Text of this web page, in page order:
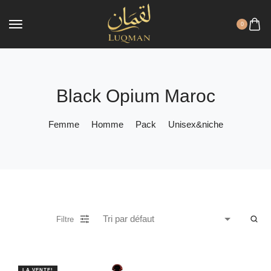
0
Black Opium Maroc
Femme Homme Pack Unisex&niche
Filtre